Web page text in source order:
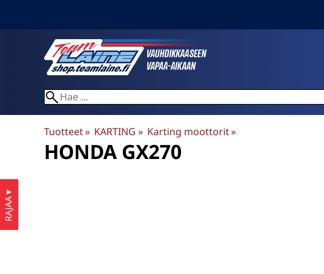
Tuotteet‪» KARTING ‪» Karting moottorit‪»
HONDA GX270
RAJAA
▼